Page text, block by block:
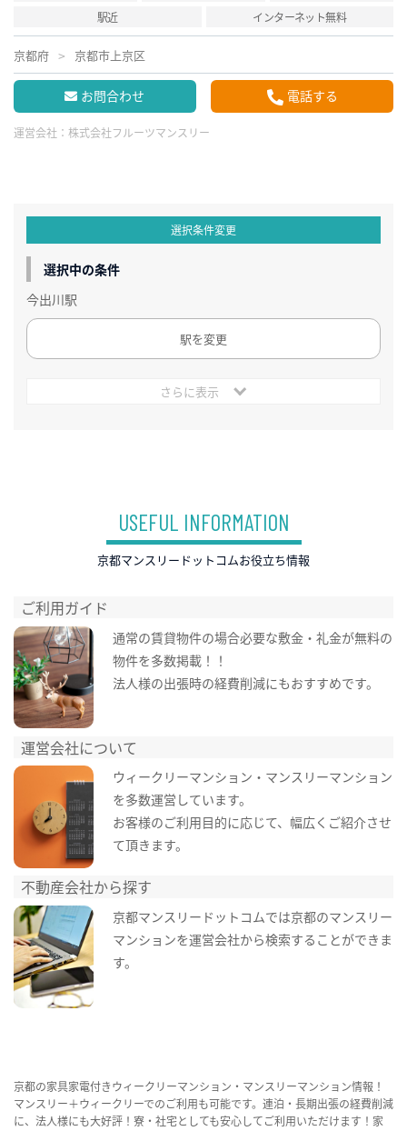
駅近
インターネット無料
京都府 京都市上京区
お問合わせ 電話する
運営会社： 株式会社フルーツマンスリー
選択条件変更
選択中の条件
今出川駅
駅を変更
さらに表示
USEFUL INFORMATION
京都マンスリードットコムお役立ち情報
ご利用ガイド
通常の賃貸物件の場合必要な敷金・礼金が無料の
物件を多数掲載！！
法人様の出張時の経費削減にもおすすめです。
運営会社について
ウィークリーマンション・マンスリーマンション
を多数運営しています。
お客様のご利用目的に応じて、幅広くご紹介させ
て頂きます。
不動産会社から探す
京都マンスリードットコムでは京都のマンスリー
マンションを運営会社から検索することができま
す。
京都の家具家電付きウィークリーマンション・マンスリーマンション情報！
マンスリー＋ウィークリーでのご利用も可能です。連泊・長期出張の経費削減
に、法人様にも大好評！寮・社宅としても安心してご利用いただけます！家